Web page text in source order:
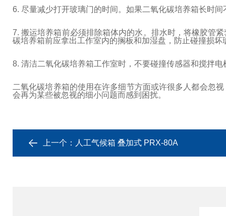
6. 尽量减少打开玻璃门的时间。如果二氧化碳培养箱长时
7. 搬运培养箱前必须排除箱体内的水。排水时，将橡胶管
碳培养箱前应拿出工作室内的搁板和加湿盘，防止碰撞损
8. 清洁二氧化碳培养箱工作室时，不要碰撞传感器和搅拌
二氧化碳培养箱的使用在许多细节方面或许很多人都会忽
会再为某些被忽视的细小问题而感到困扰。
上一个： 人工气候箱 叠加式 PRX-80A